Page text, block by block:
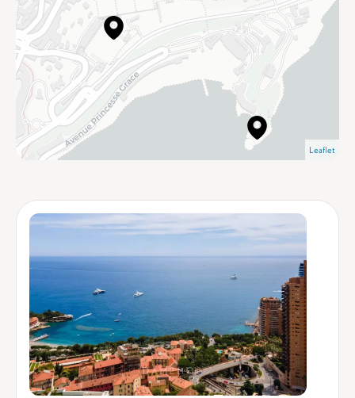
Leaflet